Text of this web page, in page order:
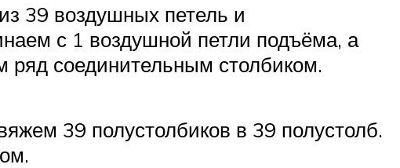
39 воздушных петель и
с 1 воздушной петли подъёма, а
ряд соединительным столбиком.
39 полустолбиков в 39 полустолб.